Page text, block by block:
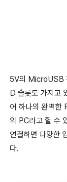
5V의 MicroUSB
D 슬롯도 가지고
어 하나의 완벽한
의 PC라고 할 수
연결하면 다양한
다.